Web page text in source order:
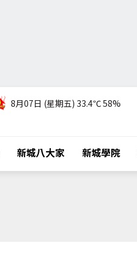
8月07日 (星期五) 33.4℃58%
新城八大家 新城學院